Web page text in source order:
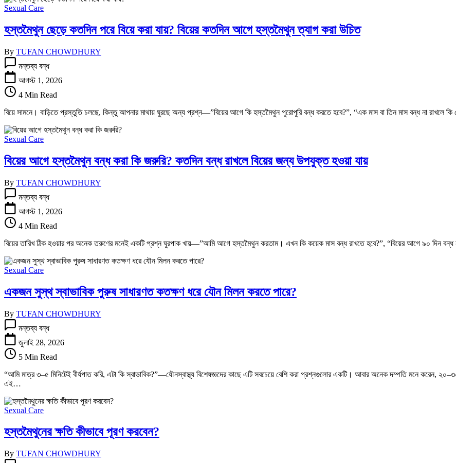
ক্ষতি
তে
Sexual Care
হস্তমৈথুন ছেড়ে কতদিন পরে বিয়ে করা যায়? বিয়ের কতদিন আগে হস্তমৈথুন ত্যাগ করা উচিত
By TUFAN CHOWDHURY
ছেড়ে
কতদিন
বিয়ে
যায়?
কতদিন
আগে
ত্যাগ
উচিত
মন্তব্য বন্ধ
আগস্ট 1, 2026
4 Min Read
বিয়ে সামনে। বাড়িতে প্রস্তুতি চলছে, কিন্তু আপনার মাথায় ঘুরছে অন্য প্রশ্ন—”বিয়ের আগে কি হস্তমৈথুন পুরোপুরি বন্ধ করতে হবে?”, “এক মাস বা তিন মাস বন্ধ না রাখলে
Sexual Care
বিয়ের আগে হস্তমৈথুন বন্ধ করা কি জরুরি? কতদিন বন্ধ রাখলে বিয়ের জন্য উপযুক্ত হওয়া যায়
By TUFAN CHOWDHURY
আগে
হস্তমৈথুন
করা
জরুরি?
বন্ধ
রাখলে
জন্য
হওয়া
তে
মন্তব্য বন্ধ
আগস্ট 1, 2026
4 Min Read
বিয়ের তারিখ ঠিক হওয়ার পর অনেক তরুণের মনেই একটি প্রশ্ন ঘুরপাক খায়—”আমি আগে হস্তমৈথুন করতাম। এখন কি কয়েক মাস বন্ধ রাখতে হবে?”, “বিয়ের আগে ৯০ দিন বন্ধ
Sexual Care
একজন সুস্থ স্বাভাবিক পুরুষ সাধারণত কতক্ষণ ধরে যৌন মিলন করতে পারে?
By TUFAN CHOWDHURY
সুস্থ
স্বাভাবিক
পুরুষ
সাধারণত
ধরে
যৌন
মিলন
করতে
পারে?
তে
মন্তব্য বন্ধ
জুলাই 28, 2026
5 Min Read
“আমি মাত্র ৩–৫ মিনিটেই বীর্যপাত করি, এটা কি স্বাভাবিক?”—যৌনস্বাস্থ্য বিশেষজ্ঞদের কাছে এটি সবচেয়ে বেশি করা প্রশ্নগুলোর একটি। আবার অনেক দম্পতি মনে করেন,
এই…
Sexual Care
হস্তমৈথুনের ক্ষতি কীভাবে পূরণ করবেন?
By TUFAN CHOWDHURY